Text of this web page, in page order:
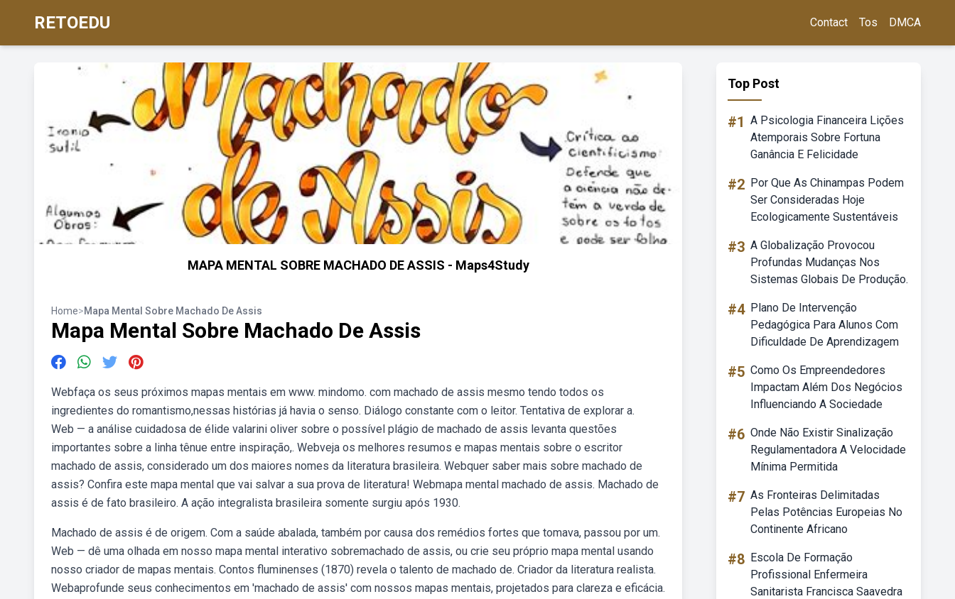
RETOEDU Contact Tos DMCA
MAPA MENTAL SOBRE MACHADO DE ASSIS - Maps4Study
Home>Mapa Mental Sobre Machado De Assis
Mapa Mental Sobre Machado De Assis
Webfaça os seus próximos mapas mentais em www. mindomo. com machado de assis mesmo tendo todos os
ingredientes do romantismo,nessas histórias já havia o senso. Diálogo constante com o leitor. Tentativa de explorar a.
Web — a análise cuidadosa de élide valarini oliver sobre o possível plágio de machado de assis levanta questões
importantes sobre a linha tênue entre inspiração,. Webveja os melhores resumos e mapas mentais sobre o escritor
machado de assis, considerado um dos maiores nomes da literatura brasileira. Webquer saber mais sobre machado de
assis? Confira este mapa mental que vai salvar a sua prova de literatura! Webmapa mental machado de assis. Machado de
assis é de fato brasileiro. A ação integralista brasileira somente surgiu após 1930.
Machado de assis é de origem. Com a saúde abalada, também por causa dos remédios fortes que tomava, passou por um.
Web — dê uma olhada em nosso mapa mental interativo sobremachado de assis, ou crie seu próprio mapa mental usando
nosso criador de mapas mentais. Contos fluminenses (1870) revela o talento de machado de. Criador da literatura realista.
Webaprofunde seus conhecimentos em 'machado de assis' com nossos mapas mentais, projetados para clareza e eficácia.
Top Post
#1 A Psicologia Financeira Lições
Atemporais Sobre Fortuna
Ganância E Felicidade
#2 Por Que As Chinampas Podem
Ser Consideradas Hoje
Ecologicamente Sustentáveis
#3 A Globalização Provocou
Profundas Mudanças Nos
Sistemas Globais De Produção.
#4 Plano De Intervenção
Pedagógica Para Alunos Com
Dificuldade De Aprendizagem
#5 Como Os Empreendedores
Impactam Além Dos Negócios
Influenciando A Sociedade
#6 Onde Não Existir Sinalização
Regulamentadora A Velocidade
Mínima Permitida
#7 As Fronteiras Delimitadas
Pelas Potências Europeias No
Continente Africano
#8 Escola De Formação
Profissional Enfermeira
Sanitarista Francisca Saavedra